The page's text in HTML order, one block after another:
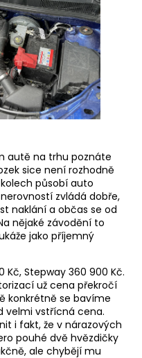
autě na trhu poznáte
sice není rozhodně
působí auto
zvládá dobře,
naklání a občas se od
nějaké závodění to
jako příjemný
Kč, Stepway 360 900 Kč.
už cena překročí
konkrétně se bavíme
velmi vstřícná cena.
i fakt, že v nárazových
pouhé dvě hvězdičky
ale chybějí mu